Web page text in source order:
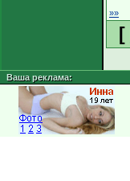
»»
[
Ваша реклама: